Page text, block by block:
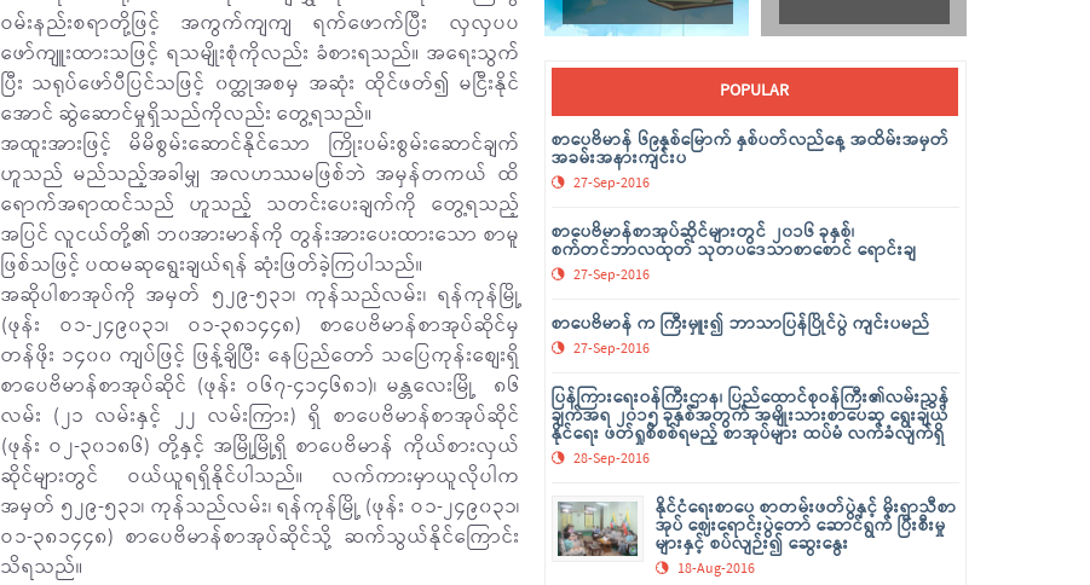
ဝမ်းနည်းစရာတို့ဖြင့် အကွက်ကျကျ ရက်ဖောက်ပြီး လှလှပပ
ဖော်ကျူးထားသဖြင့် ရသမျိုးစုံကိုလည်း ခံစားရသည်။ အရေးသွက်
ပြီး သရုပ်ဖော်ပီပြင်သဖြင့် ၀တ္ထုအစမှ အဆုံး ထိုင်ဖတ်၍ မငြီးနိုင်
အောင် ဆွဲဆောင်မှုရှိသည်ကိုလည်း တွေ့ရသည်။
အထူးအားဖြင့် မိမိစွမ်းဆောင်နိုင်သော ကြိုးပမ်းစွမ်းဆောင်ချက်
ဟူသည် မည်သည့်အခါမျှ အလဟဿမဖြစ်ဘဲ အမှန်တကယ် ထိ
ရောက်အရာထင်သည် ဟူသည့် သတင်းပေးချက်ကို တွေ့ရသည့်
အပြင် လူငယ်တို့၏ ဘ၀အားမာန်ကို တွန်းအားပေးထားသော စာမူ
ဖြစ်သဖြင့် ပထမဆုရွေးချယ်ရန် ဆုံးဖြတ်ခဲ့ကြပါသည်။
အဆိုပါစာအုပ်ကို အမှတ် ၅၂၉-၅၃၁၊ ကုန်သည်လမ်း၊ ရန်ကုန်မြို့
(ဖုန်း ဝ၁-၂၄၉၀၃၁၊ ဝ၁-၃၈၁၄၄၈) စာပေဗိမာန်စာအုပ်ဆိုင်မှ
တန်ဖိုး ၁၄၀၀ ကျပ်ဖြင့် ဖြန့်ချိပြီး နေပြည်တော် သပြေကုန်းစျေးရှိ
စာပေဗိမာန်စာအုပ်ဆိုင် (ဖုန်း ဝ၆၇-၄၁၄၆၈၁)၊ မန္တလေးမြို့ ၈၆
လမ်း (၂၁ လမ်းနှင့် ၂၂ လမ်းကြား) ရှိ စာပေဗိမာန်စာအုပ်ဆိုင်
(ဖုန်း ဝ၂-၃၀၁၈၆) တို့နှင့် အမြို့မြို့ရှိ စာပေဗိမာန် ကိုယ်စားလှယ်
ဆိုင်များတွင် ဝယ်ယူရရှိနိုင်ပါသည်။ လက်ကားမှာယူလိုပါက
အမှတ် ၅၂၉-၅၃၁၊ ကုန်သည်လမ်း၊ ရန်ကုန်မြို့ (ဖုန်း ဝ၁-၂၄၉၀၃၁၊
ဝ၁-၃၈၁၄၄၈) စာပေဗိမာန်စာအုပ်ဆိုင်သို့ ဆက်သွယ်နိုင်ကြောင်း
သိရသည်။
POPULAR
စာပေဗိမာန် ၆၉နှစ်မြောက် နှစ်ပတ်လည်နေ့ အထိမ်းအမှတ်
အခမ်းအနားကျင်းပ
27-Sep-2016
စာပေဗိမာန်စာအုပ်ဆိုင်များတွင် ၂၀၁၆ ခုနှစ်၊
စက်တင်ဘာလထုတ် သုတပဒေသာစာစောင် ရောင်းချ
27-Sep-2016
စာပေဗိမာန် က ကြီးမှူး၍ ဘာသာပြန်ပြိုင်ပွဲ ကျင်းပမည်
27-Sep-2016
ပြန်ကြားရေးဝန်ကြီးဌာန၊ ပြည်ထောင်စုဝန်ကြီး၏လမ်းညွှန်
ချက်အရ ၂၀၁၅ ခုနှစ်အတွက် အမျိုးသားစာပေဆု ရွေးချယ်
နိုင်ရေး ဖတ်ရှုစိစစ်ရမည့် စာအုပ်များ ထပ်မံ လက်ခံလျက်ရှိ
28-Sep-2016
နိုင်ငံရေးစာပေ စာတမ်းဖတ်ပွဲနှင့် မိုးရာသီစာ
အုပ် ဈေးရောင်းပွဲတော် ဆောင်ရွက် ပြီးစီးမှု
များနှင့် စပ်လျဉ်း၍ ဆွေးနွေး
18-Aug-2016